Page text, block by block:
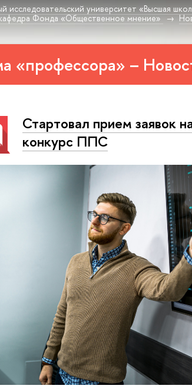
исследовательский университет «Высшая
кафедра Фонда «Общественное мнение»
«профессора» –
Стартовал прием заявок
конкурс ППС